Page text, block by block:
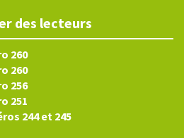
des lecteurs
260
260
256
251
244 et 245